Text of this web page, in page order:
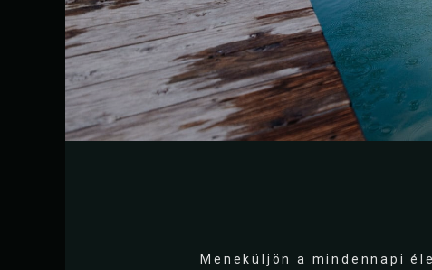
Meneküljön a mindennapi